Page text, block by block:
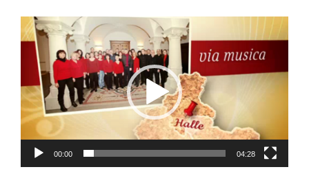
Video-
Player
00:00 04:28